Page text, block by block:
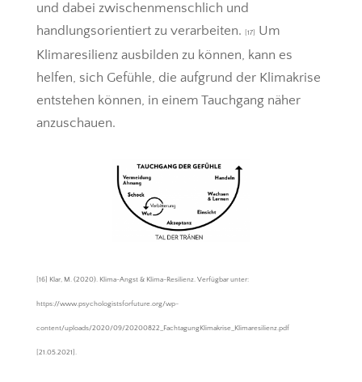
und dabei zwischenmenschlich und
handlungsorientiert zu verarbeiten.
[17]
Um
Klimaresilienz ausbilden zu können, kann es
helfen, sich Gefühle, die aufgrund der Klimakrise
entstehen können, in einem Tauchgang näher
anzuschauen.
[16] Klar, M. (2020). Klima-Angst & Klima-Resilienz. Verfügbar unter:
https://www.psychologistsforfuture.org/wp-
content/uploads/2020/09/20200822_FachtagungKlimakrise_Klimaresilienz.pdf
[21.05.2021].